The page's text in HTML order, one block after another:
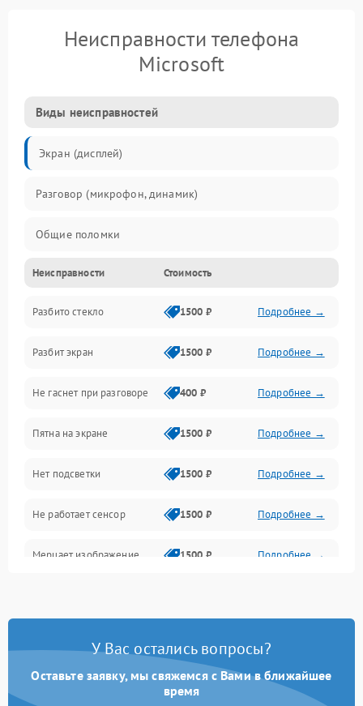
Неисправности телефона
Microsoft
Виды неисправностей
Экран (дисплей)
Разговор (микрофон, динамик)
Общие поломки
Проблемы связи
Камеры
Проблемы с дисплеем и сенсором
Зарядка
Проблемы с питанием, зарядкой и аккумулятором
Проблемы с работой системы, корпусом и другие
Неисправности Стоимость
Разбито стекло 1500 ₽ Подробнее →
Разбит экран 1500 ₽ Подробнее →
Не гаснет при разговоре 400 ₽ Подробнее →
Пятна на экране 1500 ₽ Подробнее →
Нет подсветки 1500 ₽ Подробнее →
Не работает сенсор 1500 ₽ Подробнее →
Мерцает изображение 1500 ₽ Подробнее →
У Вас остались вопросы?
Оставьте заявку, мы свяжемся с Вами в ближайшее
время